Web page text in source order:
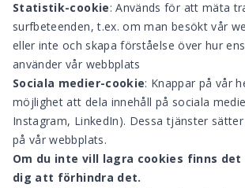
Statistik-cookie: Används för att mäta
surfbeteenden, t.ex. om man besökt vår
eller inte och skapa förståelse över hur
använder vår webbplats
Sociala medier-cookie: Knappar på vår
möjlighet att dela innehåll på sociala
Instagram, LinkedIn). Dessa tjänster
på vår webbplats.
Om du inte vill lagra cookies finns
dig att förhindra det.